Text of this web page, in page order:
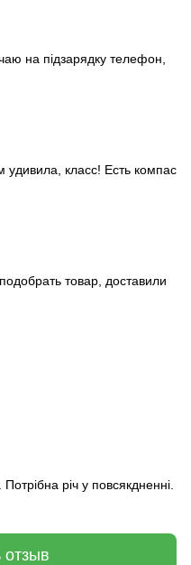
на підзарядку телефон,
класс! Есть компас
товар, доставили
річ у повсякдненні.
отзыв